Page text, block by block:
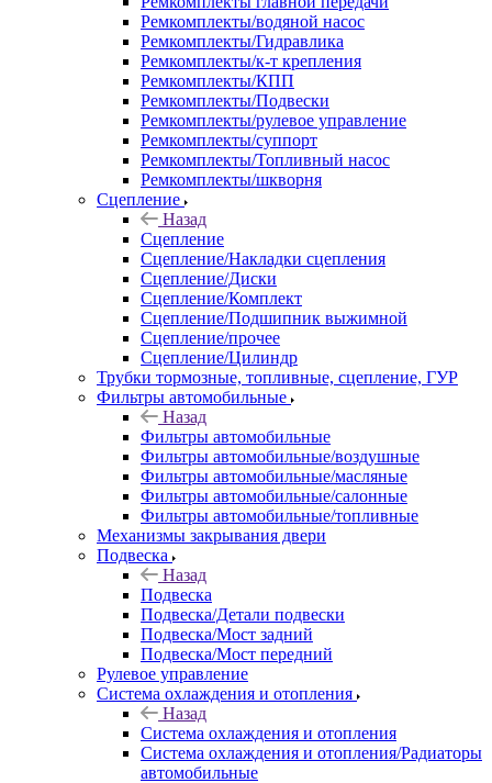
Ремкомплекты/водяной насос
Ремкомплекты/Гидравлика
Ремкомплекты/к-т крепления
Ремкомплекты/КПП
Ремкомплекты/Подвески
Ремкомплекты/рулевое управление
Ремкомплекты/суппорт
Ремкомплекты/Топливный насос
Ремкомплекты/шкворня
Сцепление
Назад
Сцепление
Сцепление/Накладки сцепления
Сцепление/Диски
Сцепление/Комплект
Сцепление/Подшипник выжимной
Сцепление/прочее
Сцепление/Цилиндр
Трубки тормозные, топливные, сцепление, ГУР
Фильтры автомобильные
Назад
Фильтры автомобильные
Фильтры автомобильные/воздушные
Фильтры автомобильные/масляные
Фильтры автомобильные/салонные
Фильтры автомобильные/топливные
Механизмы закрывания двери
Подвеска
Назад
Подвеска
Подвеска/Детали подвески
Подвеска/Мост задний
Подвеска/Мост передний
Рулевое управление
Система охлаждения и отопления
Назад
Система охлаждения и отопления
Система охлаждения и отопления/Радиаторы
автомобильные